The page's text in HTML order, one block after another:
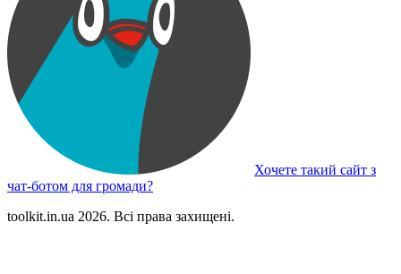
Хочете такий сайт з
чат-ботом для громади?
toolkit.in.ua 2026. Всі права захищені.